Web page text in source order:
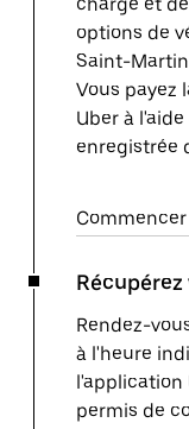
options de
Saint-
Vous payez
Uber à
enregistrée
Rendez-
à l'heure
l'application
permis de